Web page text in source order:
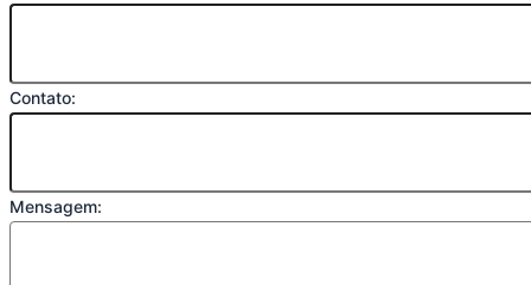
Contato:
Mensagem: